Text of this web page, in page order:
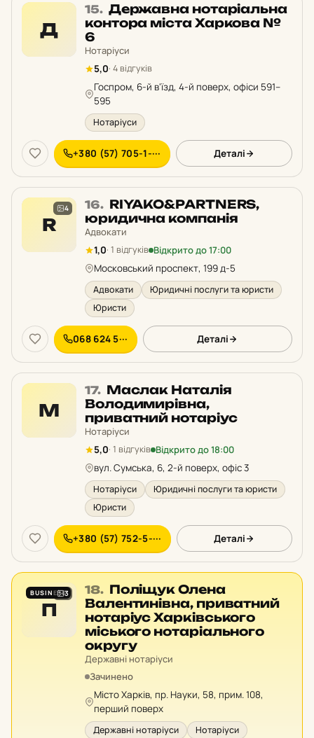
Д
15. Місце
15
рейтингу:
Державна нотаріальна
контора міста Харкова №
6
Нотаріуси
5,0· 4 відгуків
Госпром, 6-й в'їзд, 4-й поверх, офіси 591–
595
Нотаріуси
+380 (57) 705-1-··· Деталі
R
4 16. Місце
16
у
рейтингу:
RIYAKO&PARTNERS,
юридична компанія
Адвокати
1,0· 1 відгуків Відкрито до 17:00
Московський проспект, 199 д-5
Адвокати
Юридичні послуги та юристи
Юристи
068 624 5··· Деталі
М
17. Місце
17
у
рейтингу:
Маслак Наталія
Володимирівна,
приватний нотаріус
Нотаріуси
5,0· 1 відгуків Відкрито до 18:00
вул. Сумська, 6, 2-й поверх, офіс 3
Нотаріуси
Юридичні послуги та юристи
Юристи
+380 (57) 752-5-··· Деталі
П
BUSINESS3 18. Місце
18
у
рейтингу:
Поліщук Олена
Валентинівна, приватний
нотаріус Харківського
міського нотаріального
округу
Державні нотаріуси
Зачинено
Місто Харків, пр. Науки, 58, прим. 108,
перший поверх
Державні нотаріуси
Нотаріуси